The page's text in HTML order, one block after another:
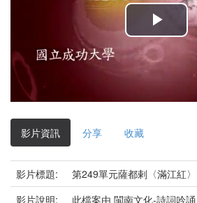
播
放
影
影片資訊 分享 收藏
影片標題:
第249單元薩都剌〈滿江紅
影片說明:
此檔案由 閩南文化-詩詞吟